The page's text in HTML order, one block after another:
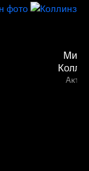
Актёр